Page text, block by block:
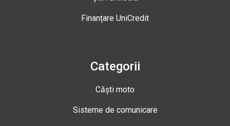
Finanțare UniCredit
Categorii
Căști moto
Sisteme de comunicare